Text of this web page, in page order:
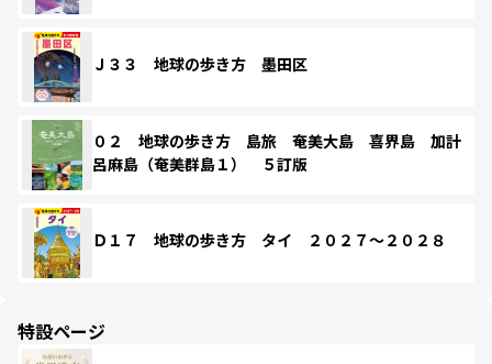
Ｊ３３ 地球の歩き方 墨田区
０２ 地球の歩き方 島旅 奄美大島 喜界島 加計
呂麻島（奄美群島１） ５訂版
Ｄ１７ 地球の歩き方 タイ ２０２７～２０２８
特設ページ